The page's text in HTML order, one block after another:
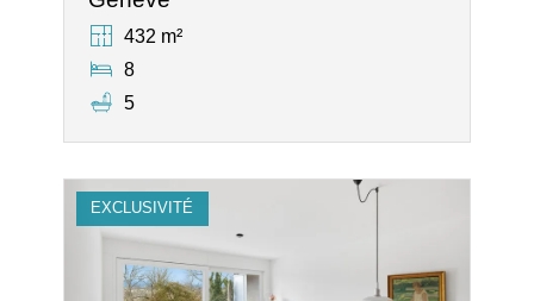
432 m²
8
5
EXCLUSIVITÉ